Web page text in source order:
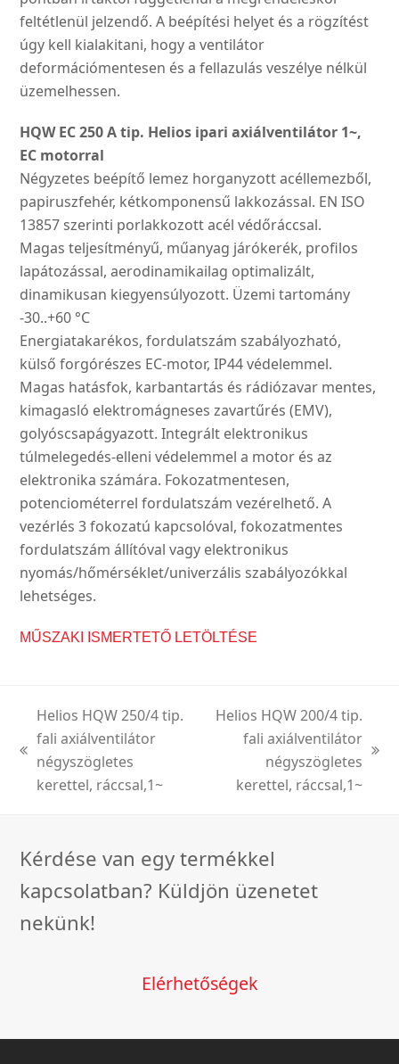
feltétlenül jelzendő. A beépítési helyet és a rögzí­tést
úgy kell kialakitani, hogy a ventilátor
deformációmente­sen és a fellazulás veszélye nélkül
üzemelhessen.
HQW EC 250 A tip. Helios ipari axiálventilátor 1~,
EC motorral
Négyzetes beépítő lemez horganyzott acéllemezből,
papiruszfehér, kétkomponensű lakkozással. EN ISO
13857 szerinti porlakkozott acél védőráccsal.
Magas teljesítményű, műanyag járókerék, profilos
lapátozással, aerodinamikailag optimalizált,
dinamikusan kiegyensúlyozott. Üzemi tartomány
-30..+60 °C
Energiatakarékos, fordulatszám szabályozható,
külső forgórészes EC-motor, IP44 védelemmel.
Magas hatásfok, karbantartás és rádiózavar mentes,
kimagasló elektromágneses zavartűrés (EMV),
golyóscsapágyazott. Integrált elektronikus
túlmelegedés-elleni védelemmel a motor és az
elektronika számára. Fokozatmentesen,
potenciométerrel fordulatszám vezérelhető. A
vezérlés 3 fokozatú kapcsolóval, fokozatmentes
fordulatszám állítóval vagy elektronikus
nyomás/hőmérséklet/univerzális szabályozókkal
lehetséges.
MŰSZAKI ISMERTETŐ LETÖLTÉSE
previous
post:
Helios HQW 250/4 tip.
fali axiálventilátor
négyszögletes
kerettel, ráccsal,1~
post:
Helios HQW 200/4 tip.
fali axiálventilátor
négyszögletes
kerettel, ráccsal,1~
Kérdése van egy termékkel
kapcsolatban? Küldjön üzenetet
nekünk!
Elérhetőségek